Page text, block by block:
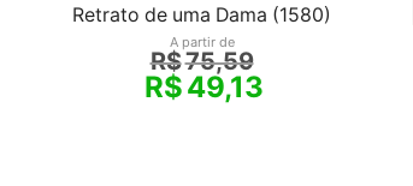
Retrato de uma Dama (1580)
A partir de
R$75,59
R$49,13